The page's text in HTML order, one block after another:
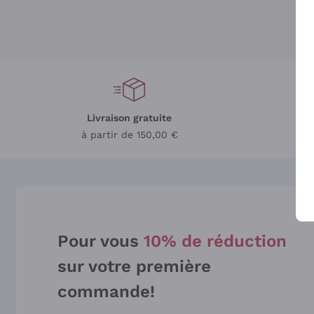
Livraison gratuite
à partir de 150,00 €
Pour vous 10% de réduction
sur votre première
commande!